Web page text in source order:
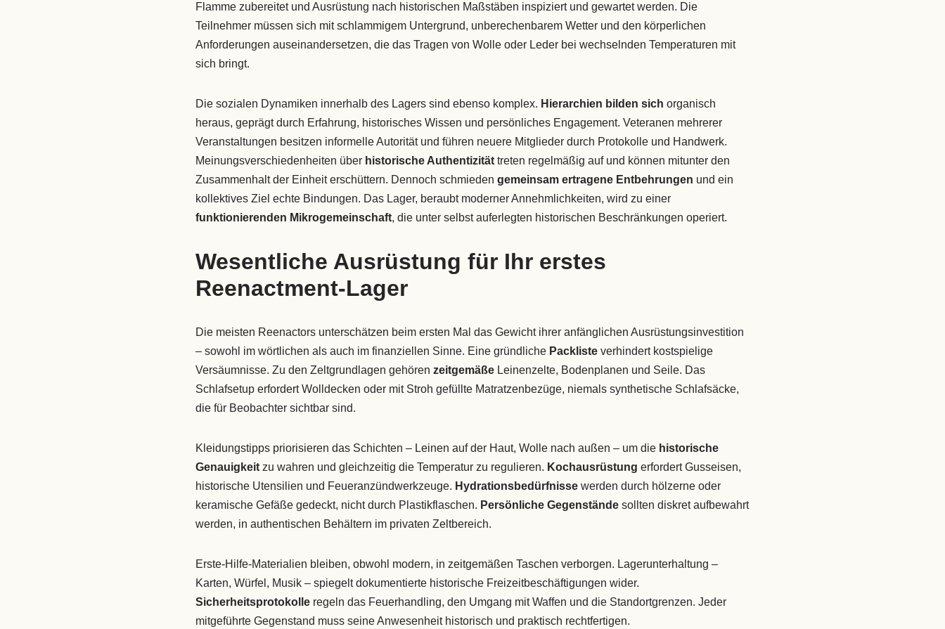
Flamme zubereitet und Ausrüstung nach historischen Maßstäben inspiziert und gewartet werden. Die
Teilnehmer müssen sich mit schlammigem Untergrund, unberechenbarem Wetter und den körperlichen
Anforderungen auseinandersetzen, die das Tragen von Wolle oder Leder bei wechselnden Temperaturen mit
sich bringt.
Die sozialen Dynamiken innerhalb des Lagers sind ebenso komplex. Hierarchien bilden sich organisch
heraus, geprägt durch Erfahrung, historisches Wissen und persönliches Engagement. Veteranen mehrerer
Veranstaltungen besitzen informelle Autorität und führen neuere Mitglieder durch Protokolle und Handwerk.
Meinungsverschiedenheiten über historische Authentizitättreten regelmäßig auf und können mitunter den
Zusammenhalt der Einheit erschüttern. Dennoch schmieden gemeinsam ertragene Entbehrungen und ein
kollektives Ziel echte Bindungen. Das Lager, beraubt moderner Annehmlichkeiten, wird zu einer
funktionierenden Mikrogemeinschaft, die unter selbst auferlegten historischen Beschränkungen operiert.
Wesentliche Ausrüstung für Ihr erstes
Reenactment-Lager
Die meisten Reenactors unterschätzen beim ersten Mal das Gewicht ihrer anfänglichen Ausrüstungsinvestition
– sowohl im wörtlichen als auch im finanziellen Sinne. Eine gründliche Packlisteverhindert kostspielige
Versäumnisse. Zu den Zeltgrundlagen gehören zeitgemäßeLeinenzelte, Bodenplanen und Seile. Das
Schlafsetup erfordert Wolldecken oder mit Stroh gefüllte Matratzenbezüge, niemals synthetische Schlafsäcke,
die für Beobachter sichtbar sind.
Kleidungstipps priorisieren das Schichten – Leinen auf der Haut, Wolle nach außen – um die historische
Genauigkeitzu wahren und gleichzeitig die Temperatur zu regulieren. Kochausrüstung erfordert Gusseisen,
historische Utensilien und Feueranzündwerkzeuge. Hydrationsbedürfnissewerden durch hölzerne oder
keramische Gefäße gedeckt, nicht durch Plastikflaschen. Persönliche Gegenständesollten diskret aufbewahrt
werden, in authentischen Behältern im privaten Zeltbereich.
Erste-Hilfe-Materialien bleiben, obwohl modern, in zeitgemäßen Taschen verborgen. Lagerunterhaltung –
Karten, Würfel, Musik – spiegelt dokumentierte historische Freizeitbeschäftigungen wider.
Sicherheitsprotokolleregeln das Feuerhandling, den Umgang mit Waffen und die Standortgrenzen. Jeder
mitgeführte Gegenstand muss seine Anwesenheit historisch und praktisch rechtfertigen.